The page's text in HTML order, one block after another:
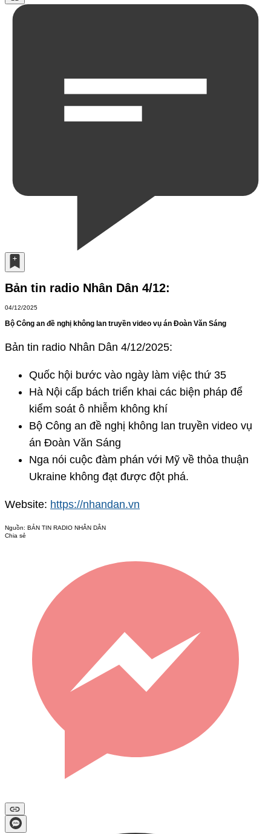
Bản tin radio Nhân Dân 4/12:
04/12/2025
Bộ Công an đề nghị không lan truyền video vụ án Đoàn Văn Sáng
Bản tin radio Nhân Dân 4/12/2025:
Quốc hội bước vào ngày làm việc thứ 35
Hà Nội cấp bách triển khai các biện pháp để
kiểm soát ô nhiễm không khí
Bộ Công an đề nghị không lan truyền video vụ
án Đoàn Văn Sáng
Nga nói cuộc đàm phán với Mỹ về thỏa thuận
Ukraine không đạt được đột phá.
Website: https://nhandan.vn
Nguồn: BẢN TIN RADIO NHÂN DÂN
Chia sẻ